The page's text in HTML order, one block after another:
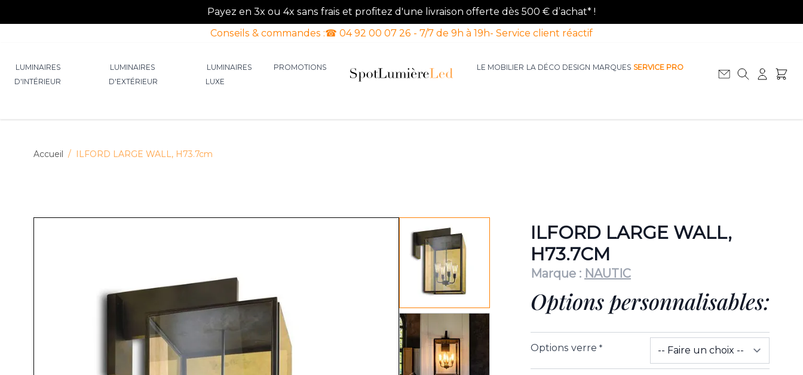
Payez en 3x ou 4x sans frais et profitez d'une livraison offerte dès 500 € d’achat* !
Conseils & commandes :☎ 04 92 00 07 26 - 7/7 de 9h à 19h- Service client réactif
LUMINAIRES
D'INTÉRIEUR
LUMINAIRES
D'EXTÉRIEUR
LUMINAIRES
LUXE
PROMOTIONS LE MOBILIER LA DÉCO DESIGN MARQUES SERVICE PRO
Accueil / ILFORD LARGE WALL, H73.7cm
ILFORD LARGE WALL,
H73.7CM
Marque : NAUTIC
Options personnalisables:
Options verre *